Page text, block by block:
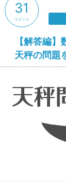
【解答編
天秤の問題
31
コメント